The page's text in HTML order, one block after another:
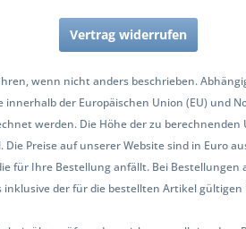
Vertrag widerrufen
wenn nicht anders beschrieben.
der Europäischen Union (EU) und
werden. Die Höhe der zu
Preise auf unserer Website sind in Euro
für Ihre Bestellung anfällt. Bei
der für die bestellten Artikel